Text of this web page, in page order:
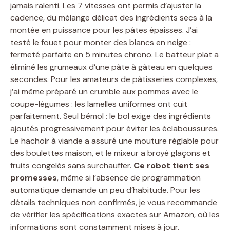
jamais ralenti. Les 7 vitesses ont permis d’ajuster la
cadence, du mélange délicat des ingrédients secs à la
montée en puissance pour les pâtes épaisses. J’ai
testé le fouet pour monter des blancs en neige :
fermeté parfaite en 5 minutes chrono. Le batteur plat a
éliminé les grumeaux d’une pâte à gâteau en quelques
secondes. Pour les amateurs de pâtisseries complexes,
j’ai même préparé un crumble aux pommes avec le
coupe-légumes : les lamelles uniformes ont cuit
parfaitement. Seul bémol : le bol exige des ingrédients
ajoutés progressivement pour éviter les éclaboussures.
Le hachoir à viande a assuré une mouture réglable pour
des boulettes maison, et le mixeur a broyé glaçons et
fruits congelés sans surchauffer. Ce robot tient ses
promesses, même si l’absence de programmation
automatique demande un peu d’habitude. Pour les
détails techniques non confirmés, je vous recommande
de vérifier les spécifications exactes sur Amazon, où les
informations sont constamment mises à jour.